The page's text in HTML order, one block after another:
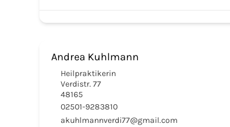
Andrea Kuhlmann
Heilpraktikerin
Verdistr. 77
48165
02501-9283810
akuhlmannverdi77@gmail.com